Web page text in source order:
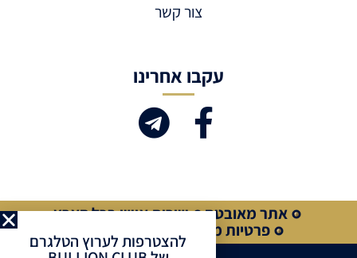
צור קשר
עקבו אחרינו
אתר מאובטח
שירות אישי בכל הארץ
פרטיות מלאה
קנייה מאובטחת
להצטרפות לערוץ הטלגרם